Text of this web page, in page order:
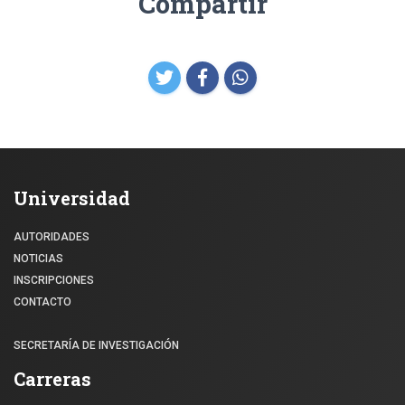
Universidad
AUTORIDADES
NOTICIAS
INSCRIPCIONES
CONTACTO
SECRETARÍA DE INVESTIGACIÓN
Carreras